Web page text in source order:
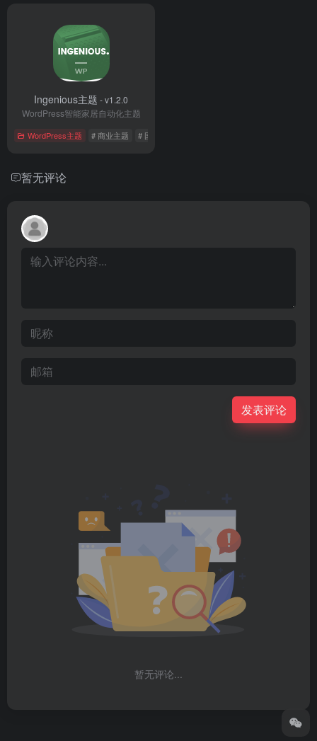
Ingenious主题 - v1.2.0
WordPress智能家居自动化主题
WordPress主题 # 商业主题 # 国外主题
暂无评论
发表评论
暂无评论...